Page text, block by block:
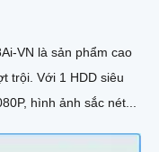
VN là sản phẩm cao
siêu
hình ảnh sắc nét...